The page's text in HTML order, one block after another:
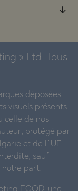
» Ltd. Tous
déposées.
visuels présents
celle de nos
protégé par
et de l`UE.
sauf
notre part.